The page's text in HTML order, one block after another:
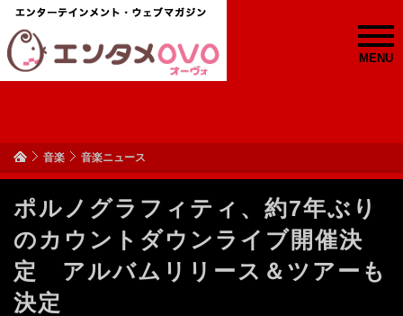
MENU
音楽 音楽ニュース
ポルノグラフィティ、約7年ぶり
のカウントダウンライブ開催決
定 アルバムリリース＆ツアーも
決定